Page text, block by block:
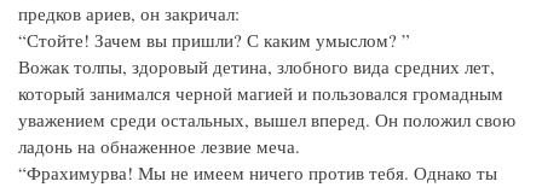
предков ариев, он закричал:
“Стойте! Зачем вы пришли? С каким умыслом? ”
Вожак толпы, здоровый детина, злобного вида средних лет,
который занимался черной магией и пользовался громадным
уважением среди остальных, вышел вперед. Он положил свою
ладонь на обнаженное лезвие меча.
“Фрахимурва! Мы не имеем ничего против тебя. Однако ты